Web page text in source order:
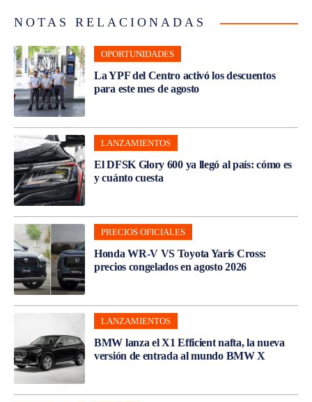
NOTAS RELACIONADAS
OPORTUNIDADES
La YPF del Centro activó los descuentos
para este mes de agosto
LANZAMIENTOS
El DFSK Glory 600 ya llegó al país: cómo es
y cuánto cuesta
PRECIOS OFICIALES
Honda WR-V VS Toyota Yaris Cross:
precios congelados en agosto 2026
LANZAMIENTOS
BMW lanza el X1 Efficient nafta, la nueva
versión de entrada al mundo BMW X